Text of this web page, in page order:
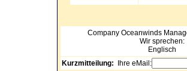
Company Oceanwinds
Wir sprechen:
Englisch
Kurzmitteilung: Ihre eMail: